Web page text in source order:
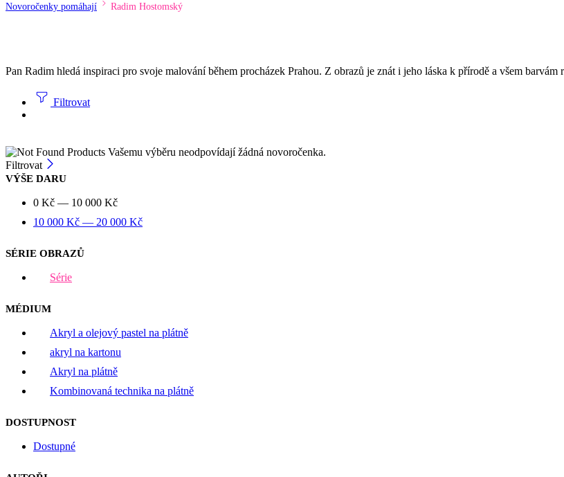
Novoročenky pomáhají Radim Hostomský
Pan Radim hledá inspiraci pro svoje malování během procházek Prahou. Z obrazů je znát i jeho láska k přírodě a všem
Filtrovat
Vašemu výběru neodpovídají žádná novoročenka.
Filtrovat
VÝŠE DARU
0 Kč — 10 000 Kč
10 000 Kč — 20 000 Kč
SÉRIE OBRAZŮ
Série
MÉDIUM
Akryl a olejový pastel na plátně
akryl na kartonu
Akryl na plátně
Kombinovaná technika na plátně
DOSTUPNOST
Dostupné